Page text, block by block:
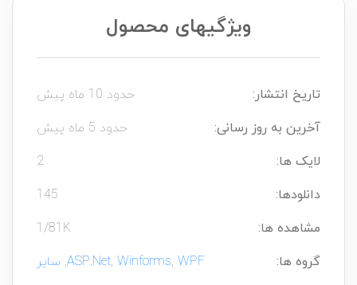
ویژگیهای محصول
تاریخ انتشار:
حدود 10 ماه پیش
آخرین به روز رسانی:
حدود 5 ماه پیش
لایک ها:
2
دانلودها:
145
مشاهده ها:
1/81K
گروه ها:
ASP.Net, Winforms, WPF
, سایر